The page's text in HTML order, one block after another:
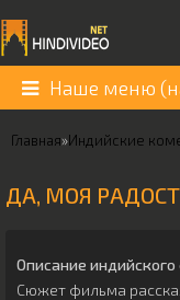
Наше меню
Главная»Индийские
ДА, МОЯ
Описание
Сюжет фильма